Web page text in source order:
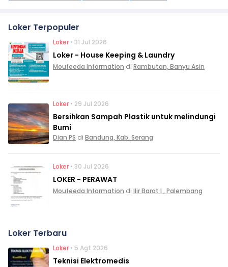
Loker Terpopuler
Loker • 31 Jul 2026
Loker - House Keeping & Laundry
Moufeeda Information di Rambutan, Banyu Asin
Loker • 29 Jul 2026
Bersihkan Sampah Plastik untuk melindungi
Bumi
Dian PS di Bandung, Kab. Serang
Loker • 30 Jul 2026
LOKER - PERAWAT
Moufeeda Information di Ilir Barat I , Palembang
Loker Terbaru
Loker • 5 Agt 2026
Teknisi Elektromedis